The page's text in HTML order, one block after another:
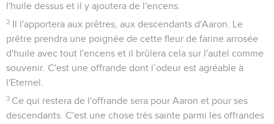
l'huile dessus et il y ajoutera de l'encens.
2 Il l'apportera aux prêtres, aux descendants d'Aaron. Le
prêtre prendra une poignée de cette fleur de farine arrosée
d'huile avec tout l'encens et il brûlera cela sur l'autel comme
souvenir. C'est une offrande dont l’odeur est agréable à
l'Eternel.
3 Ce qui restera de l'offrande sera pour Aaron et pour ses
descendants. C'est une chose très sainte parmi les offrandes